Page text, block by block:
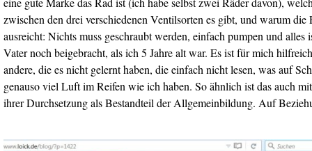
zwischen den drei verschiedenen Ventilsorten es gibt, und warum die
ausreicht: Nichts muss geschraubt werden, einfach pumpen und alles
Vater noch beigebracht, als ich 5 Jahre alt war. Es ist für mich
andere, die es nicht gelernt haben, die einfach nicht lesen, was auf
genauso viel Luft im Reifen wie ich haben. So ähnlich ist das auch
ihrer Durchsetzung als Bestandteil der Allgemeinbildung. Auf